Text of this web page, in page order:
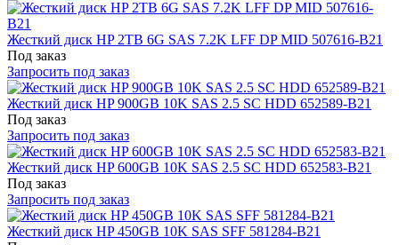
Жесткий диск HP 2TB 6G SAS 7.2K LFF DP MID 507616-B21
Под заказ
Запросить под заказ
Жесткий диск HP 900GB 10K SAS 2.5 SC HDD 652589-B21
Под заказ
Запросить под заказ
Жесткий диск HP 600GB 10K SAS 2.5 SC HDD 652583-B21
Под заказ
Запросить под заказ
Жесткий диск HP 450GB 10K SAS SFF 581284-B21